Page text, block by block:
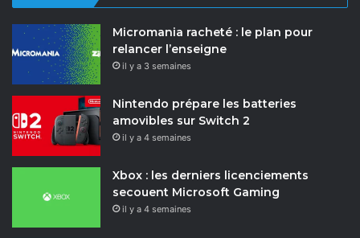
Micromania racheté : le plan pour
relancer l’enseigne
il y a 3 semaines
Nintendo prépare les batteries
amovibles sur Switch 2
il y a 4 semaines
Xbox : les derniers licenciements
secouent Microsoft Gaming
il y a 4 semaines